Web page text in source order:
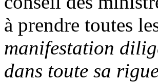
à prendre toutes
manifestation
dans toute sa